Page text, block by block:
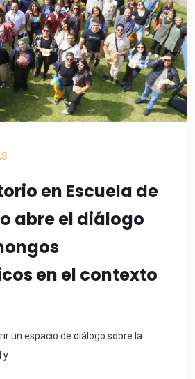
en Escuela de
abre el diálogo
en el contexto
un espacio de diálogo sobre la
y